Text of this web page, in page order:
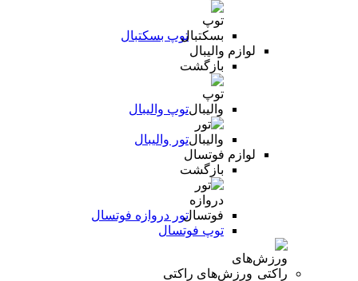
توپ بسکتبال
لوازم والیبال
بازگشت
توپ والیبال
تور والیبال
لوازم فوتسال
بازگشت
تور دروازه فوتسال
توپ فوتسال
ورزش‌های راکتی